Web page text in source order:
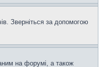
Зверніться за допомогою
на форумі, а також